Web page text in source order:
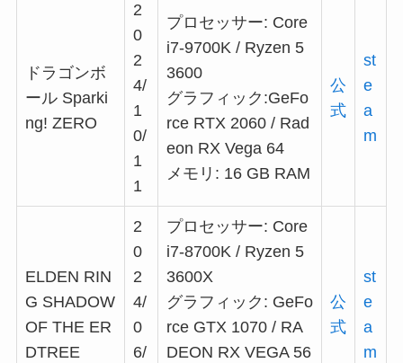
ドラゴンボ
ール Sparki
ng! ZERO
2
0
2
4/
1
0/
1
1
プロセッサー: Core
i7-9700K / Ryzen 5
3600
グラフィック:GeFo
rce RTX 2060 / Rad
eon RX Vega 64
メモリ: 16 GB RAM
公
式
st
e
a
m
ELDEN RIN
G SHADOW
OF THE ER
DTREE
2
0
2
4/
0
6/
プロセッサー: Core
i7-8700K / Ryzen 5
3600X
グラフィック: GeFo
rce GTX 1070 / RA
DEON RX VEGA 56
公
式
st
e
a
m